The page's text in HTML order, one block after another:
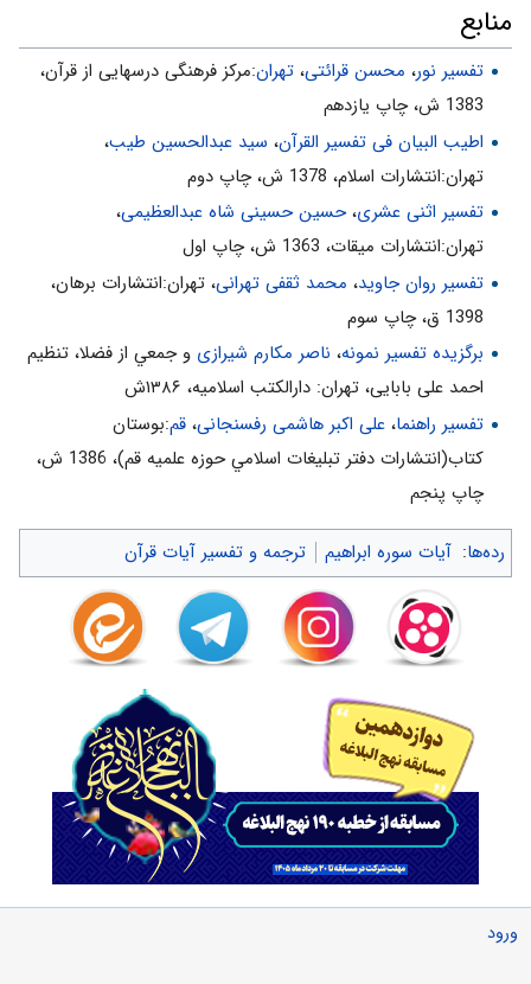
6- انفاق بايد گاهى پنهان و گاهى آشكارا باشد. «سِرًّا وَ عَلانِيَةً»
هيچ داد و ستدى نيست. «يَوْمٌ لا بَيْعٌ فِيهِ»
9- با پول و پارتى نمى‌توان از عذاب قيامت فرار كرد. «لا بَيْعٌ فِيهِ وَ لا
منابع
تفسیر نور، محسن قرائتی، تهران:مركز فرهنگى درسهايى از قرآن،
1383 ش، چاپ يازدهم
اطیب البیان فی تفسیر القرآن‌، سید عبدالحسین طیب،
تهران:انتشارات اسلام‌، 1378 ش‌، چاپ دوم‌
تفسیر اثنی عشری،حسین حسینی شاه عبدالعظیمی،
تهران:انتشارات ميقات، 1363 ش، چاپ اول
تفسیر روان جاوید، محمد ثقفی تهرانی، تهران:انتشارات برهان،
1398 ق، چاپ سوم
برگزیده تفسیر نمونه، ناصر مکارم شیرازی و جمعي از فضلا، تنظیم
احمد علی بابایی، تهران: دارالکتب اسلامیه، ۱۳۸۶ش
تفسیر راهنما، علی اکبر هاشمی رفسنجانی، قم:بوستان
كتاب(انتشارات دفتر تبليغات اسلامي حوزه علميه قم)، 1386 ش‌،
چاپ پنجم‌
رده‌ها: آیات سوره ابراهیم ترجمه و تفسیر آیات قرآن
ورود